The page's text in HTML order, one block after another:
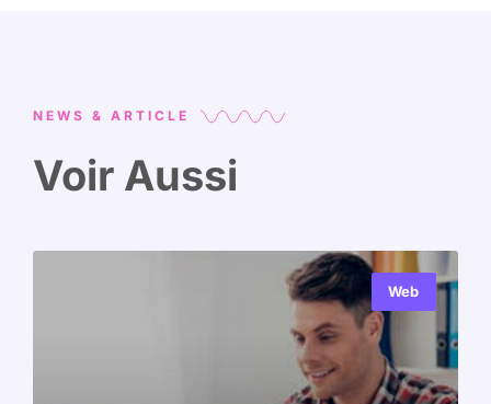
NEWS & ARTICLE
Voir Aussi
Web